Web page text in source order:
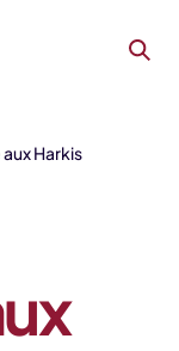
Harkis